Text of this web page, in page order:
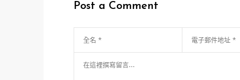
覽
Post a Comment